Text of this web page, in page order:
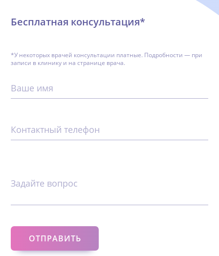
Бесплатная консультация*
*У некоторых врачей консультации платные. Подробности — при
записи в клинику и на странице врача.
Ваше имя
Контактный телефон
Задайте вопрос